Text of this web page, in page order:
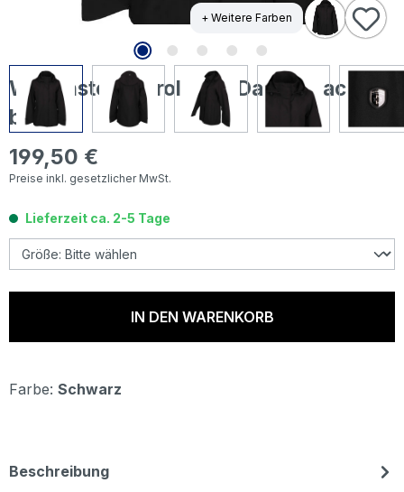
+ Weitere Farben
Wellensteyn Tirol Lady Damen Jacke
black
Regulärer Preis:
199,50 €
Preise inkl. gesetzlicher MwSt.
Lieferzeit ca. 2-5 Tage
IN DEN WARENKORB
Farbe: Schwarz
Beschreibung